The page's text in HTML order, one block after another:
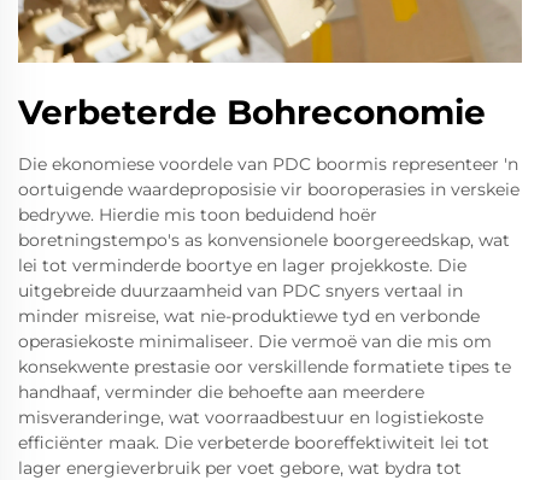
Verbeterde Bohreconomie
Die ekonomiese voordele van PDC boormis representeer 'n
oortuigende waardeproposisie vir booroperasies in verskeie
bedrywe. Hierdie mis toon beduidend hoër
boretningstempo's as konvensionele boorgereedskap, wat
lei tot verminderde boortye en lager projekkoste. Die
uitgebreide duurzaamheid van PDC snyers vertaal in
minder misreise, wat nie-produktiewe tyd en verbonde
operasiekoste minimaliseer. Die vermoë van die mis om
konsekwente prestasie oor verskillende formatiete tipes te
handhaaf, verminder die behoefte aan meerdere
misveranderinge, wat voorraadbestuur en logistiekoste
efficiënter maak. Die verbeterde booreffektiwiteit lei tot
lager energieverbruik per voet gebore, wat bydra tot